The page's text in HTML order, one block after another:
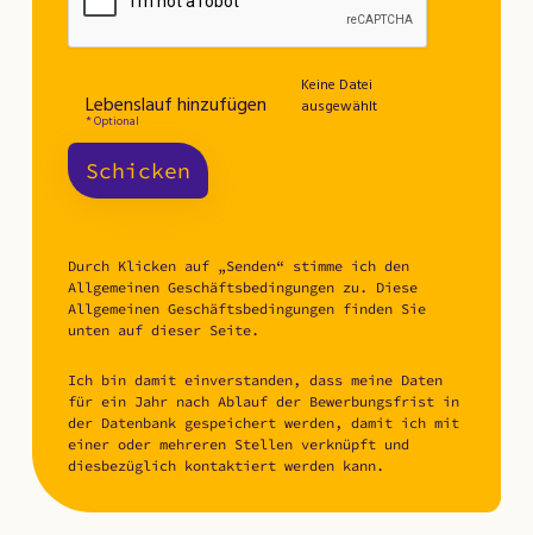
Lebenslauf hinzufügen
Keine Datei
ausgewählt
Schicken
* Optional
Durch Klicken auf „Senden“ stimme ich den
Allgemeinen Geschäftsbedingungen zu. Diese
Allgemeinen Geschäftsbedingungen finden Sie
unten auf dieser Seite.
Ich bin damit einverstanden, dass meine Daten
für ein Jahr nach Ablauf der Bewerbungsfrist in
der Datenbank gespeichert werden, damit ich mit
einer oder mehreren Stellen verknüpft und
diesbezüglich kontaktiert werden kann.